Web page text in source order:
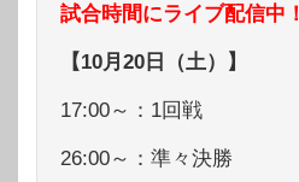
試合時間にライブ配信中！
【10月20日（土）】
17:00～：1回戦
26:00～：準々決勝